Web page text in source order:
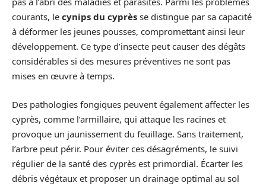
courants, le cynips du cyprès se distingue par sa capacité
à déformer les jeunes pousses, compromettant ainsi leur
développement. Ce type d’insecte peut causer des dégâts
considérables si des mesures préventives ne sont pas
mises en œuvre à temps.
Des pathologies fongiques peuvent également affecter les
cyprès, comme l’armillaire, qui attaque les racines et
provoque un jaunissement du feuillage. Sans traitement,
l’arbre peut périr. Pour éviter ces désagréments, le suivi
régulier de la santé des cyprès est primordial. Écarter les
débris végétaux et proposer un drainage optimal au sol